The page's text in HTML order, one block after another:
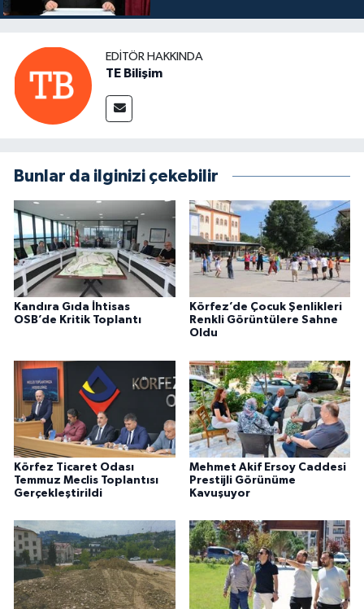
EDITÖR HAKKINDA
TE Bilişim
Bunlar da ilginizi çekebilir
Kandıra Gıda İhtisas
OSB’de Kritik Toplantı
Körfez’de Çocuk Şenlikleri
Renkli Görüntülere Sahne
Oldu
Körfez Ticaret Odası
Temmuz Meclis Toplantısı
Gerçekleştirildi
Mehmet Akif Ersoy Caddesi
Prestijli Görünüme
Kavuşuyor